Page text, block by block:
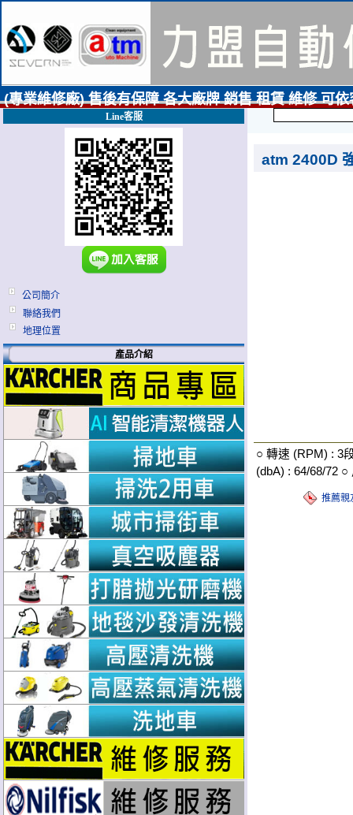
(專業維修廠) 售後有保障 各大廠牌 銷售 租賃 維修 可
Line客服
公司簡介
聯絡我們
地理位置
產品介紹
atm 2400D
○ 轉速 (RPM) : 3
(dbA) : 64/68/72 ○
推薦親